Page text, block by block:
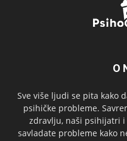
O
Sve više ljudi se pita kako
psihičke probleme.
zdravlju, naši psihijatri i
savladate probleme kako